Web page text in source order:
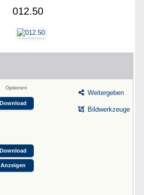
012.50
Optionen
Download
Download
Anzeigen
Weitergeben
Bildwerkzeuge